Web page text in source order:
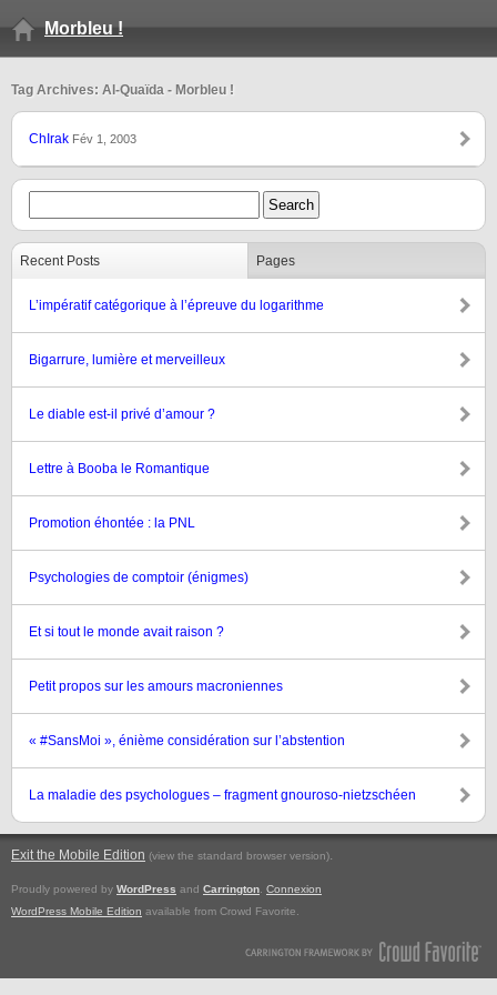
Morbleu !
Tag Archives: Al-Quaïda - Morbleu !
ChIrak Fév 1, 2003
Recent Posts Pages
L’impératif catégorique à l’épreuve du logarithme
Bigarrure, lumière et merveilleux
Le diable est-il privé d’amour ?
Lettre à Booba le Romantique
Promotion éhontée : la PNL
Psychologies de comptoir (énigmes)
Et si tout le monde avait raison ?
Petit propos sur les amours macroniennes
« #SansMoi », énième considération sur l’abstention
La maladie des psychologues – fragment gnouroso-nietzschéen
Exit the Mobile Edition (view the standard browser version).
Proudly powered by WordPress and Carrington Connexion
WordPress Mobile Edition available from Crowd Favorite.